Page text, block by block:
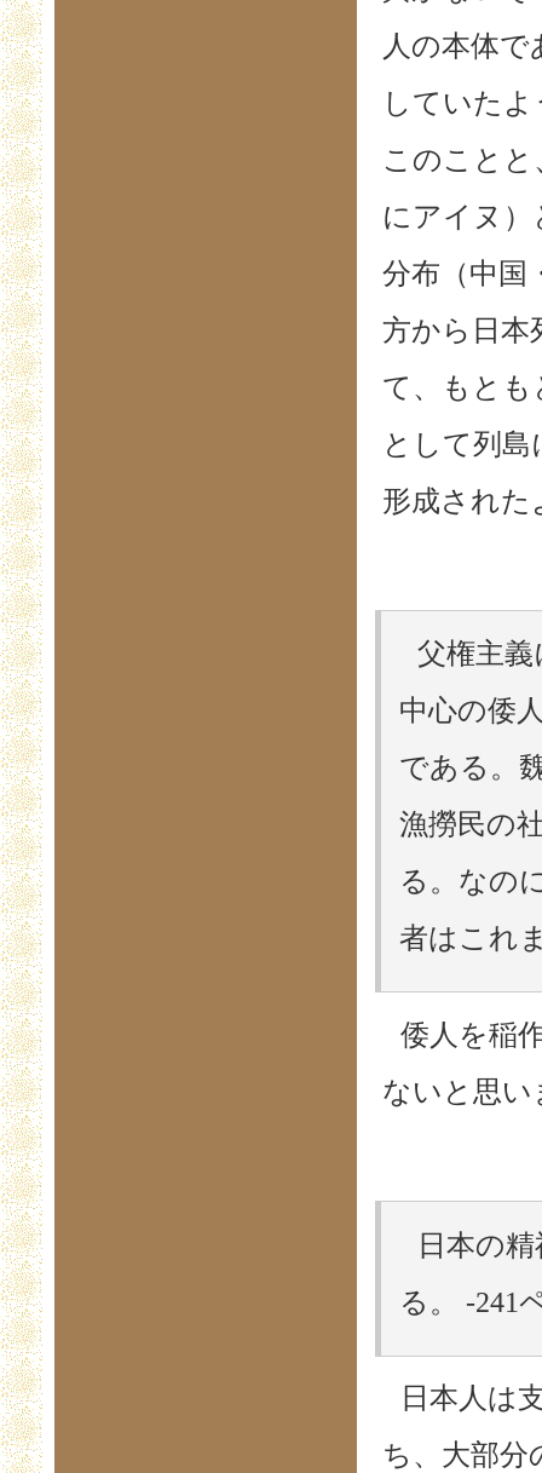
人の本体
していた
このこと
にアイヌ
分布（中国
方から日本
て、もとも
として列
形成された
父権主
中心の倭
である。
漁撈民の
る。なの
者はこれ
倭人を稲
ないと思い
日本の
る。 -241
日本人は
ち、大部分